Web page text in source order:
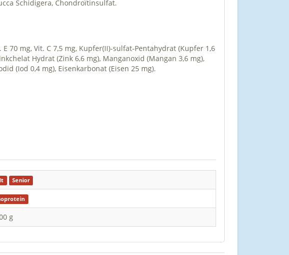
Schidigera, Chondroïtinsulfat.
70 mg, Vit. C 7,5 mg, Kupfer(II)-sulfat-Pentahydrat (Kupfer 1,6
Hydrat (Zink 6,6 mg), Manganoxid (Mangan 3,6 mg),
(Iod 0,4 mg), Eisenkarbonat (Eisen 25 mg).
Senior
g